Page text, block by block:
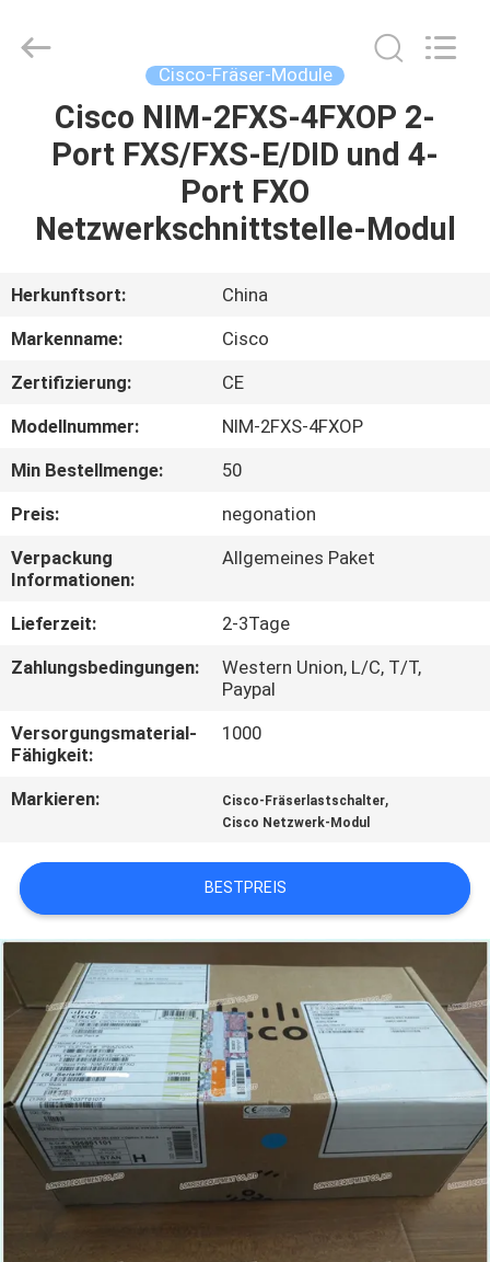
HAUSE
PRODUKTE
VIDEOS
UNS
WERKSBESICHTIGUNG
QUALITÄTSKONTROLLE
KONTAKT
UNS
NEUIGKEITEN
RECHTSSACHEN
SITEMAP
DATENSCHUTZRICHTLINIE
Ltd..
Cisco-Fräser-Module
Cisco NIM-2FXS-4FXOP 2-
Port FXS/FXS-E/DID und 4-
Port FXO
Netzwerkschnittstelle-Modul
Herkunftsort:
China
Markenname:
Cisco
Zertifizierung:
CE
Modellnummer:
NIM-2FXS-4FXOP
Min Bestellmenge:
50
Preis:
negonation
Verpackung
Informationen:
Allgemeines Paket
Lieferzeit:
2-3Tage
Zahlungsbedingungen:
Western Union, L/C, T/T,
Paypal
Versorgungsmaterial-
Fähigkeit:
1000
Markieren: Cisco-Fräserlastschalter,
Cisco Netzwerk-Modul
BESTPREIS